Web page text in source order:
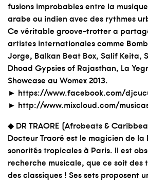
fusions improbables entre la
arabe ou indien avec des rythmes
Ce véritable groove-trotter a
artistes internationales comme
Jorge, Balkan Beat Box, Salif Keita,
Dhoad Gypsies of Rajasthan, La
Showcase au Womex 2013.
► https://www.facebook.com/
► http://www.mixcloud.com/
◆ DR TRAORE (Afrobeats &
Docteur Traoré est le magicien de la
sonorités tropicales à Paris. Il est
recherche musicale, que ce soit des
des classiques ! Ses sets proposent